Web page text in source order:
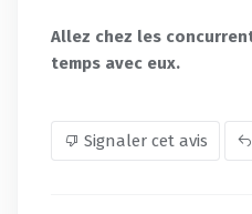
Allez chez les
temps avec eux.
Signaler cet avis